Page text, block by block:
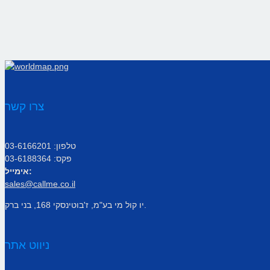
צרו קשר
טלפון: 03-6166201
פקס: 03-6188364
אימייל:
sales@callme.co.il
ניווט אתר